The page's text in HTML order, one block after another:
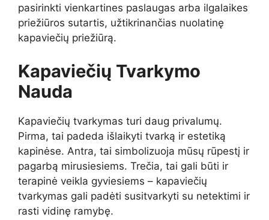
pasirinkti vienkartines paslaugas arba ilgalaikes
priežiūros sutartis, užtikrinančias nuolatinę
kapaviečių priežiūrą.
Kapaviečių Tvarkymo
Nauda
Kapaviečių tvarkymas turi daug privalumų.
Pirma, tai padeda išlaikyti tvarką ir estetiką
kapinėse. Antra, tai simbolizuoja mūsų rūpestį ir
pagarbą mirusiesiems. Trečia, tai gali būti ir
terapinė veikla gyviesiems – kapaviečių
tvarkymas gali padėti susitvarkyti su netektimi ir
rasti vidinę ramybę.